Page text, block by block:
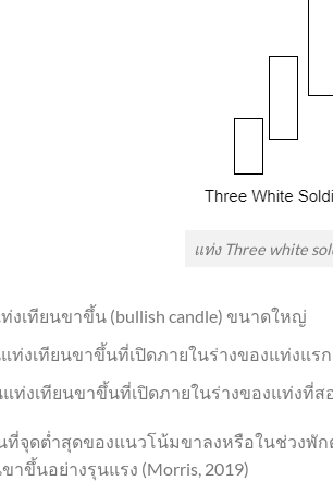
แท่ง Three white
งเทียนขาขึ้น (bullish candle) ขนาดใหญ่
ท่งเทียนขาขึ้นที่เปิดภายในร่างของแท่งแ
ท่งเทียนขาขึ้นที่เปิดภายในร่างของแท่งที่
จุดต่ำสุดของแนวโน้มขาลงหรือในช่วงพั
าขึ้นอย่างรุนแรง (Morris, 2019)